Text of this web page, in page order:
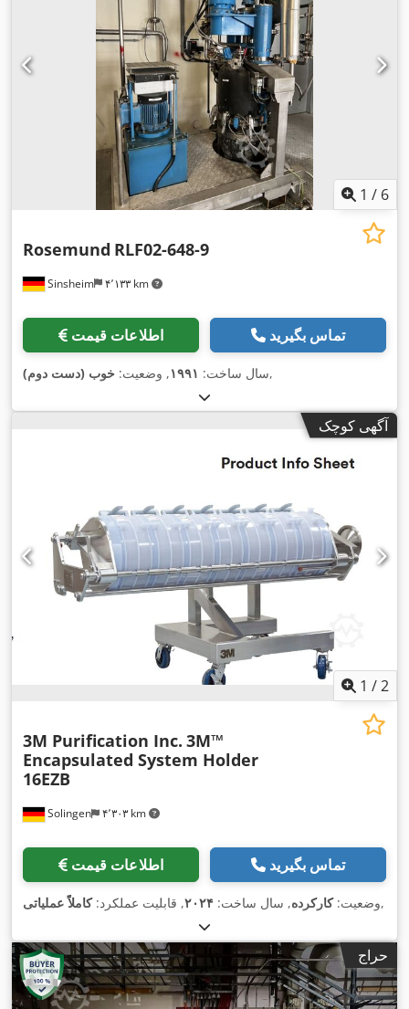
1 / 6
Sinsheim ۴٬۱۳۳ km
Rosemund RLF02-648-9
اطلاعات قیمت تماس بگیرید
سال ساخت: ۱۹۹۱, وضعیت: خوب (دست دوم) ,
آگهی کوچک
1 /2
Solingen ۴٬۳۰۳ km
3M Purification Inc. 3M™
Encapsulated System Holder
16EZB
اطلاعات قیمت تماس بگیرید
وضعیت:کارکرده, سال ساخت: ۲۰۲۴, قابلیت عملکرد:کاملاً عملیاتی ,
حراج